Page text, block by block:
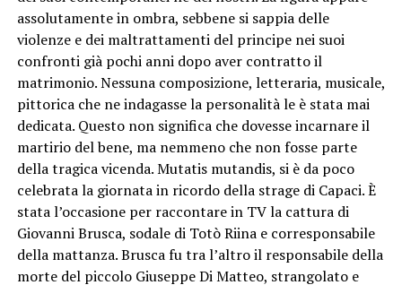
assolutamente in ombra, sebbene si sappia delle
violenze e dei maltrattamenti del principe nei suoi
confronti già pochi anni dopo aver contratto il
matrimonio. Nessuna composizione, letteraria, musicale,
pittorica che ne indagasse la personalità le è stata mai
dedicata. Questo non significa che dovesse incarnare il
martirio del bene, ma nemmeno che non fosse parte
della tragica vicenda. Mutatis mutandis, si è da poco
celebrata la giornata in ricordo della strage di Capaci. È
stata l’occasione per raccontare in TV la cattura di
Giovanni Brusca, sodale di Totò Riina e corresponsabile
della mattanza. Brusca fu tra l’altro il responsabile della
morte del piccolo Giuseppe Di Matteo, strangolato e